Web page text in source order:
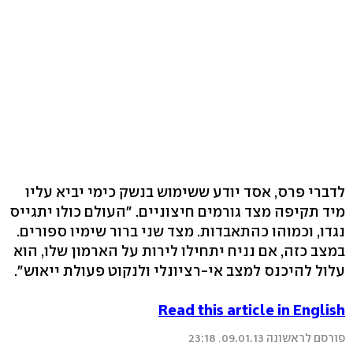
לדברי פרס, אסד יודע ששימוש בנשק כימי יביא עליו
מיד תקיפה מצד גורמים חיצוניים. "העולם כולו יתגייס
נגדו, וכמוהו כהתאבדות. מצד שני ברור שימיו ספורים.
במצב כזה, אם נניח יתחילו לירות על הארמון שלו, הוא
עלול להיכנס למצב אי-רציונלי ולנקוט פעולת ייאוש".
Read this article in English
פורסם לראשונה 09.01.13, 23:18